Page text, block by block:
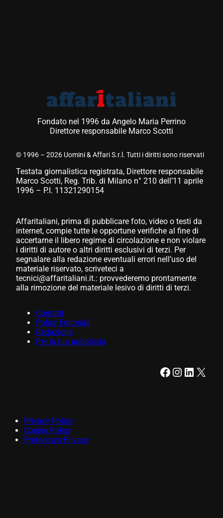
Fondato nel 1996 da Angelo Maria Perrino
Direttore responsabile Marco Scotti
© 1996 – 2026 Uomini & Affari S.r.l. Tutti i diritti sono riservati
Testata giornalistica registrata, Direttore responsabile
Marco Scotti, Reg. Trib. di Milano n° 210 dell’11 aprile
1996 – P.I. 11321290154
Affaritaliani, prima di pubblicare foto, video o testi da
internet, compie tutte le opportune verifiche al fine di
accertarne il libero regime di circolazione e non violare
i diritti di autore o altri diritti esclusivi di terzi. Per
segnalare alla redazione eventuali errori nell’uso del
materiale riservato, scriveteci a
tecnici@affaritaliani.it.: provvederemo prontamente
alla rimozione del materiale lesivo di diritti di terzi.
Contatti
Policy Editoriali
Redazione
Per la tua pubblicità
Facebook Instagram LinkedIn X
Privacy Policy
Cookie Policy
Preferenze Privacy